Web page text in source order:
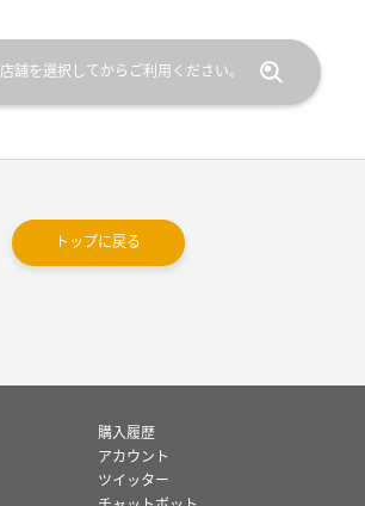
店舗を選択してからご利用ください。
トップに戻る
購入履歴
アカウント
ツイッター